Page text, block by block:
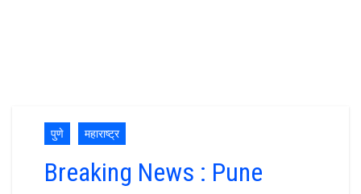
पुणे महाराष्ट्र
Breaking News : Pune